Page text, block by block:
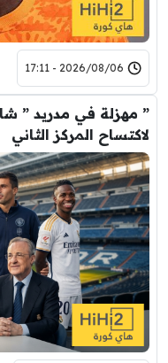
2026/08/06 - 17:11
” مهزلة في مدريد ”
لاكتساح المركز الثاني